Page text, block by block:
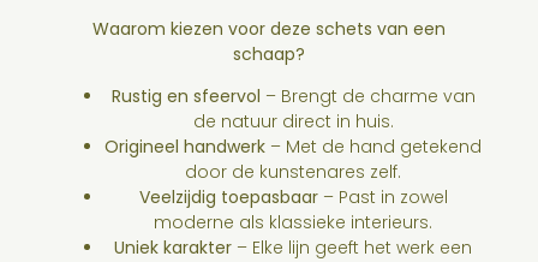
Waarom kiezen voor deze schets van een
schaap?
Rustig en sfeervol – Brengt de charme van
de natuur direct in huis.
Origineel handwerk – Met de hand getekend
door de kunstenares zelf.
Veelzijdig toepasbaar– Past in zowel
moderne als klassieke interieurs.
Uniek karakter – Elke lijn geeft het werk een